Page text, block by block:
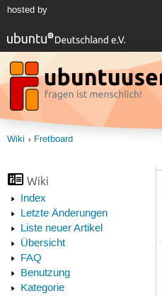
hosted by
Wiki Fretboard
Wiki
Index
Letzte Änderungen
Liste neuer Artikel
Übersicht
FAQ
Benutzung
Kategorie